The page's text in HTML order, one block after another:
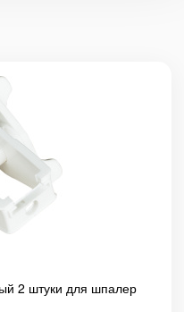
2 штуки для шпалер